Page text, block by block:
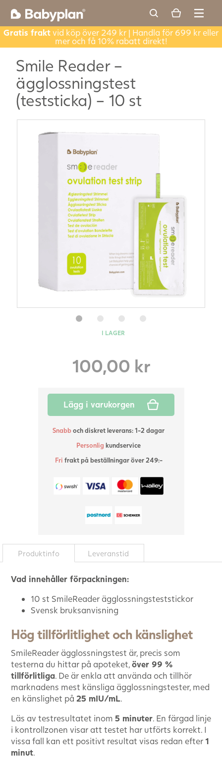
Gratis fraktvid köp över 249 kr | Handla för 699 kr eller
mer och få 10% rabatt direkt!
Smile Reader –
ägglossningstest
(teststicka) – 10 st
I LAGER
100,00 kr
Lägg i varukorgen
Snabboch diskret leverans: 1-2 dagar
Personlig kundservice
Fri frakt på beställningar över 249:-
Produktinfo Leveranstid
Vad innehåller förpackningen:
10 st SmileReader ägglossningsteststickor
Svensk bruksanvisning
Hög tillförlitlighet och känslighet
SmileReader ägglossningstest är, precis som
testerna du hittar på apoteket,över 99 %
tillförlitliga. De är enkla att använda och tillhör
marknadens mest känsliga ägglossningstester, med
en känslighet på 25 mIU/mL.
Läs av testresultatet inom 5 minuter. En färgad linje
i kontrollzonen visar att testet har utförts korrekt. I
vissa fall kan ett positivt resultat visas redan efter 1
minut.